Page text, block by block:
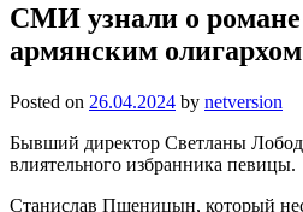
СМИ узнали о
армянским олигархом
Posted on 26.04.2024 by netversion
Бывший директор Светланы
влиятельного избранника певицы.
Станислав Пшеницын, который